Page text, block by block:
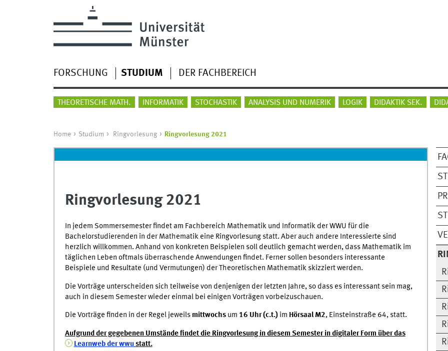
FORSCHUNG STUDIUM DER FACHBEREICH
THEORETISCHE MATH. INFORMATIK STOCHASTIK ANALYSIS UND NUMERIK LOGIK DIDAKTIK SEK.
Home Studium Ringvorlesung Ringvorlesung 2021
Ringvorlesung 2021
In jedem Sommersemester findet am Fachbereich Mathematik und Informatik der WWU für die
Bachelorstudierenden in der Mathematik eine Ringvorlesung statt. Aber auch andere Interessierte sind
herzlich willkommen. Anhand von konkreten Beispielen soll deutlich gemacht werden, dass Mathematik im
täglichen Leben oftmals überraschende Anwendungen findet. Ferner sollen besonders interessante
Beispiele und Resultate (und Vermutungen) der Theoretischen Mathematik skizziert werden.
Die Vorträge unterscheiden sich teilweise von denjenigen der letzten Jahre, so dass es interessant sein mag,
auch in diesem Semester wieder einmal bei einigen Vorträgen vorbeizuschauen.
Die Vorträge finden in der Regel jeweils mittwochsum 16 Uhr (c.t.)im Hörsaal M2, Einsteinstraße 64, statt.
Aufgrund der gegebenen Umstände findet die Ringvorlesung in diesem Semester in digitaler Form über das
Learnweb der wwustatt.